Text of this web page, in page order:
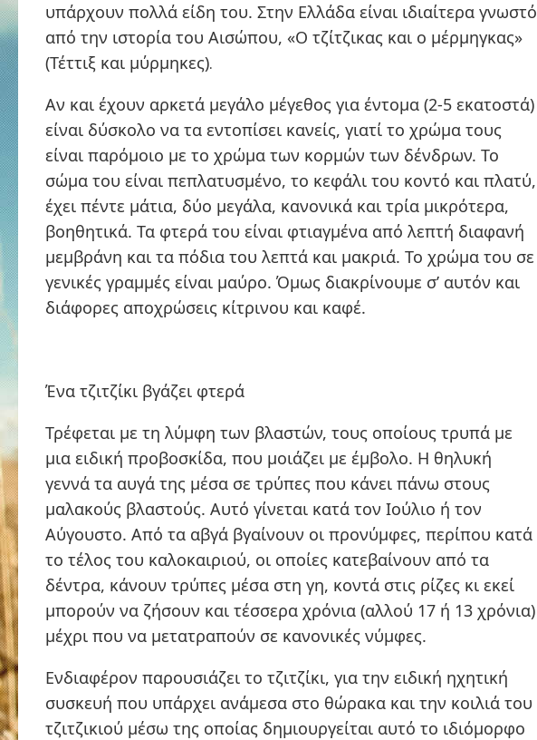
υπάρχουν πολλά είδη του. Στην Ελλάδα είναι ιδιαίτερα γνωστό
από την ιστορία του Αισώπου, «Ο τζίτζικας και ο μέρμηγκας»
(Τέττιξ και μύρμηκες).
Αν και έχουν αρκετά μεγάλο μέγεθος για έντομα (2-5 εκατοστά)
είναι δύσκολο να τα εντοπίσει κανείς, γιατί το χρώμα τους
είναι παρόμοιο με το χρώμα των κορμών των δένδρων. Το
σώμα του είναι πεπλατυσμένο, το κεφάλι του κοντό και πλατύ,
έχει πέντε μάτια, δύο μεγάλα, κανονικά και τρία μικρότερα,
βοηθητικά. Τα φτερά του είναι φτιαγμένα από λεπτή διαφανή
μεμβράνη και τα πόδια του λεπτά και μακριά. Το χρώμα του σε
γενικές γραμμές είναι μαύρο. Όμως διακρίνουμε σ’ αυτόν και
διάφορες αποχρώσεις κίτρινου και καφέ.
Ένα τζιτζίκι βγάζει φτερά
Τρέφεται με τη λύμφη των βλαστών, τους οποίους τρυπά με
μια ειδική προβοσκίδα, που μοιάζει με έμβολο. Η θηλυκή
γεννά τα αυγά της μέσα σε τρύπες που κάνει πάνω στους
μαλακούς βλαστούς. Αυτό γίνεται κατά τον Ιούλιο ή τον
Αύγουστο. Από τα αβγά βγαίνουν οι προνύμφες, περίπου κατά
το τέλος του καλοκαιριού, οι οποίες κατεβαίνουν από τα
δέντρα, κάνουν τρύπες μέσα στη γη, κοντά στις ρίζες κι εκεί
μπορούν να ζήσουν και τέσσερα χρόνια (αλλού 17 ή 13 χρόνια)
μέχρι που να μετατραπούν σε κανονικές νύμφες.
Ενδιαφέρον παρουσιάζει το τζιτζίκι, για την ειδική ηχητική
συσκευή που υπάρχει ανάμεσα στο θώρακα και την κοιλιά του
τζιτζικιού μέσω της οποίας δημιουργείται αυτό το ιδιόμορφο